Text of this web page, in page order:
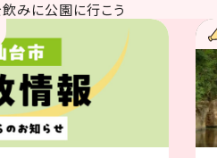
みに公園に行こう